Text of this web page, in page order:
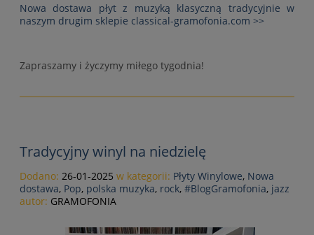
Nowa dostawa płyt z muzyką klasyczną tradycyjnie w
naszym drugim sklepie classical-gramofonia.com >>
Zapraszamy i życzymy miłego tygodnia!
Tradycyjny winyl na niedzielę
Dodano: 26-01-2025 w kategorii: Płyty Winylowe, Nowa
dostawa, Pop, polska muzyka, rock, #BlogGramofonia, jazz
autor: GRAMOFONIA